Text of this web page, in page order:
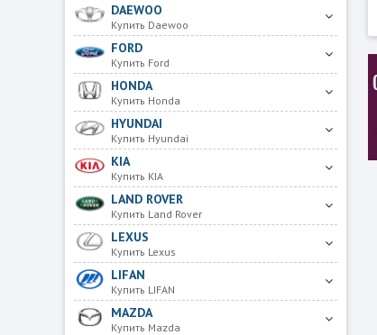
DAEWOO
Купить Daewoo
FORD
Купить Ford
HONDA
Купить Honda
HYUNDAI
Купить Hyundai
KIA
Купить KIA
LAND ROVER
Купить Land Rover
LEXUS
Купить Lexus
LIFAN
Купить LIFAN
MAZDA
Купить Mazda